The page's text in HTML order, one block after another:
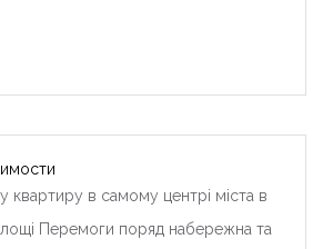
квартиру в самому центрі міста в
Перемоги поряд набережна та